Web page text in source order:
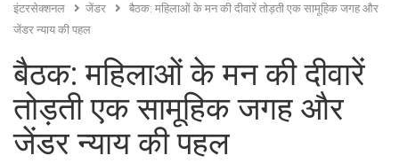
इंटरसेक्शनल जेंडर
बैठक: महिलाओं के मन की दीवारें तोड़ती एक सामूहिक जगह और
जेंडर न्याय की पहल
बैठक: महिलाओं के मन की दीवारें
तोड़ती एक सामूहिक जगह और
जेंडर न्याय की पहल